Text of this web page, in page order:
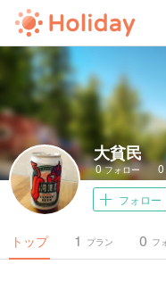
大貧民
0フォロー 0
フォロー
トップ プラン
1 フ
0